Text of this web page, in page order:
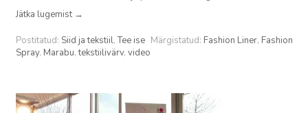
Jätka lugemist →
Postitatud: Siid ja tekstiil,Tee ise Märgistatud: Fashion Liner, Fashion
Spray, Marabu,tekstiilivärv, video